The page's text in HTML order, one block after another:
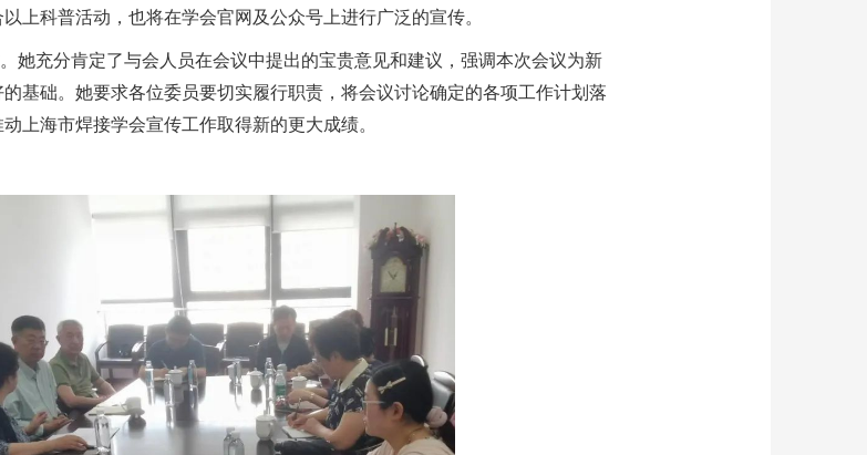
上科普活动，也将在学会官网及公众号上进行广泛的宣传。
她充分肯定了与会人员在会议中提出的宝贵意见和建议，强调本次会议为新
基础。她要求各位委员要切实履行职责，将会议讨论确定的各项工作计划落
上海市焊接学会宣传工作取得新的更大成绩。